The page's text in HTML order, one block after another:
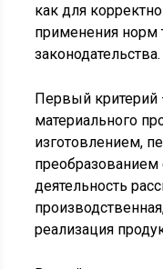
как для
применения норм
законодательства.
Первый критерий
материального
изготовлением,
преобразованием
деятельность
реализация